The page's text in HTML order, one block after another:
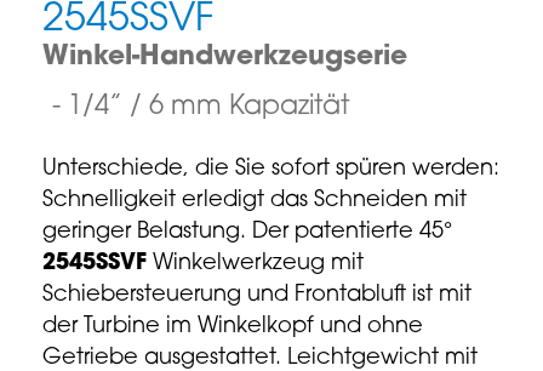
2545SSVF
Winkel-Handwerkzeugserie
1/4” / 6 mm Kapazität
Unterschiede, die Sie sofort spüren werden:
Schnelligkeit erledigt das Schneiden mit
geringer Belastung. Der patentierte 45°
2545SSVF Winkelwerkzeug mit
Schiebersteuerung und Frontabluft ist mit
der Turbine im Winkelkopf und ohne
Getriebe ausgestattet. Leichtgewicht mit